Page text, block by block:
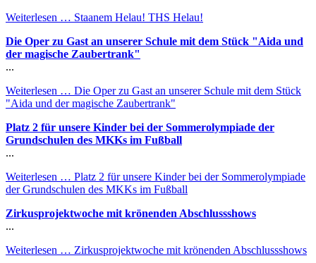
Weiterlesen … Staanem Helau! THS Helau!
Die Oper zu Gast an unserer Schule mit dem Stück "Aida und
der magische Zaubertrank"
...
Weiterlesen … Die Oper zu Gast an unserer Schule mit dem Stück
"Aida und der magische Zaubertrank"
Platz 2 für unsere Kinder bei der Sommerolympiade der
Grundschulen des MKKs im Fußball
...
Weiterlesen … Platz 2 für unsere Kinder bei der Sommerolympiade
der Grundschulen des MKKs im Fußball
Zirkusprojektwoche mit krönenden Abschlussshows
...
Weiterlesen … Zirkusprojektwoche mit krönenden Abschlussshows